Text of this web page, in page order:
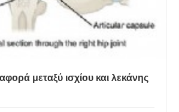
μεταξύ ισχίου και λεκάνης